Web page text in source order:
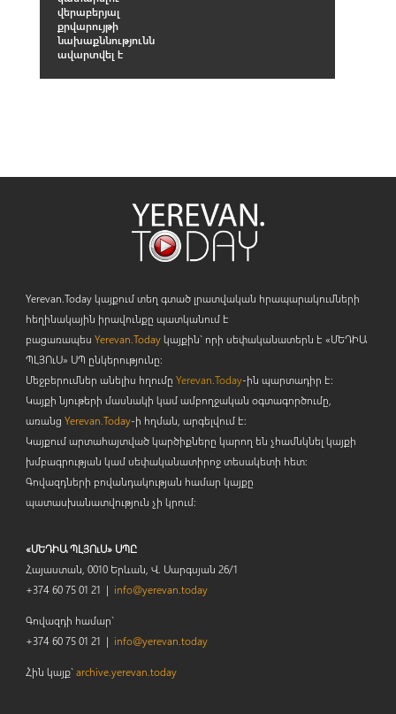
վերաբերյալ
քրվարույթի
նախաքննությունն
ավարտվել է
Yerevan.Today կայքում տեղ գտած լրատվական հրապարակումների
հեղինակային իրավունքը պատկանում է
բացառապես Yerevan.Todayկայքին` որի սեփականատերն է «ՄԵԴԻԱ
ՊԼՅՈւՍ» ՍՊ ընկերությունը։
Մեջբերումներ անելիս հղումը Yerevan.Today-ին պարտադիր է:
Կայքի նյութերի մասնակի կամ ամբողջական օգտագործումը,
առանց Yerevan.Today-ի հղման, արգելվում է:
Կայքում արտահայտված կարծիքները կարող են չհամնկնել կայքի
խմբագրության կամ սեփականատիրոջ տեսակետի հետ:
Գովազդների բովանդակության համար կայքը
պատասխանատվություն չի կրում:
«ՄԵԴԻԱ ՊԼՅՈւՍ» ՍՊԸ
Հայաստան, 0010 Երևան, Վ. Սարգսյան 26/1
+374 60 75 01 21 | info@yerevan.today
Գովազդի համար`
+374 60 75 01 21 | info@yerevan.today
Հին կայք`archive.yerevan.today